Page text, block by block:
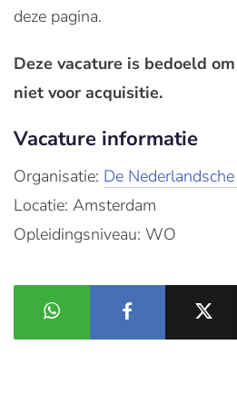
deze pagina.
Deze vacature is bedoeld
niet voor acquisitie.
Vacature informatie
Organisatie: De
Locatie: Amsterdam
Opleidingsniveau: WO